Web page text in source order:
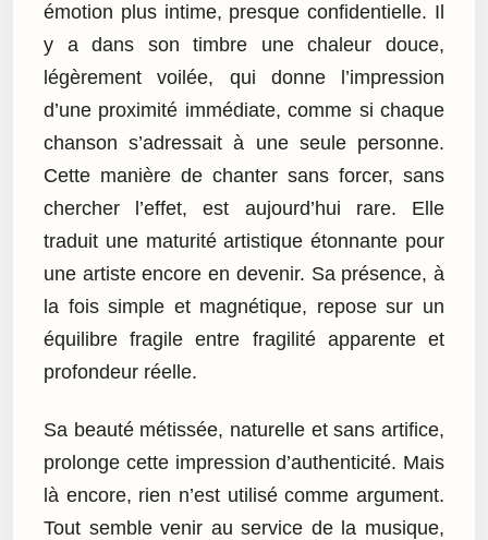
émotion plus intime, presque confidentielle. Il
y a dans son timbre une chaleur douce,
légèrement voilée, qui donne l’impression
d’une proximité immédiate, comme si chaque
chanson s’adressait à une seule personne.
Cette manière de chanter sans forcer, sans
chercher l’effet, est aujourd’hui rare. Elle
traduit une maturité artistique étonnante pour
une artiste encore en devenir. Sa présence, à
la fois simple et magnétique, repose sur un
équilibre fragile entre fragilité apparente et
profondeur réelle.
Sa beauté métissée, naturelle et sans artifice,
prolonge cette impression d’authenticité. Mais
là encore, rien n’est utilisé comme argument.
Tout semble venir au service de la musique,